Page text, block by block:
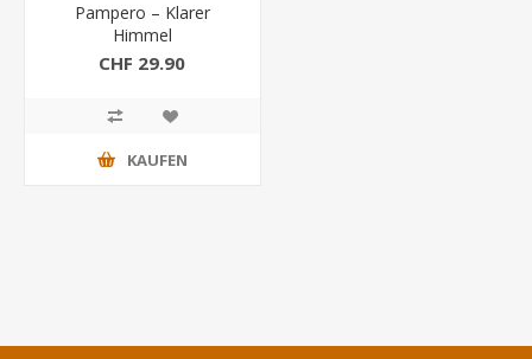
Pampero – Klarer
Himmel
CHF 29.90
KAUFEN